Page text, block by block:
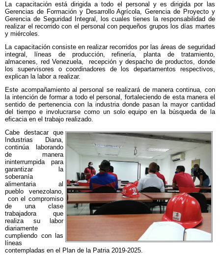
La capacitación está dirigida a todo el personal y es dirigida por las
Gerencias de Formación y Desarrollo Agrícola, Gerencia de Proyecto y
Gerencia de Seguridad Integral, los cuales tienes la responsabilidad de
realizar el recorrido con el personal con pequeños grupos los días martes
y miércoles.
La capacitación consiste en realizar recorridos por las áreas de seguridad
integral, líneas de producción, refinería, planta de tratamiento,
almacenes, red Venezuela, recepción y despacho de productos, donde
los supervisores o coordinadores de los departamentos respectivos,
explican la labor a realizar.
Este acompañamiento al personal se realizará de manera continua, con
la intención de formar a todo el personal, fortaleciendo de esta manera el
sentido de pertenencia con la industria donde pasan la mayor cantidad
del tiempo e involucrarse como un solo equipo en la búsqueda de la
eficacia en el trabajo realizado.
Cabe destacar que
Industrias Diana,
continúa laborando
de manera
ininterrumpida para
garantizar la
soberanía
alimentaria al
pueblo venezolano,
con el compromiso
de una clase
trabajadora que
realiza su labor
diariamente
cumpliendo con las
líneas
contempladas en el Plan de la Patria 2019-2025.